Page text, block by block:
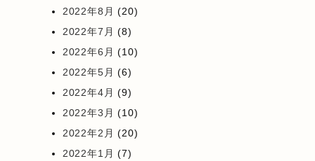
2022年8月 (20)
2022年7月 (8)
2022年6月 (10)
2022年5月 (6)
2022年4月 (9)
2022年3月 (10)
2022年2月 (20)
2022年1月 (7)